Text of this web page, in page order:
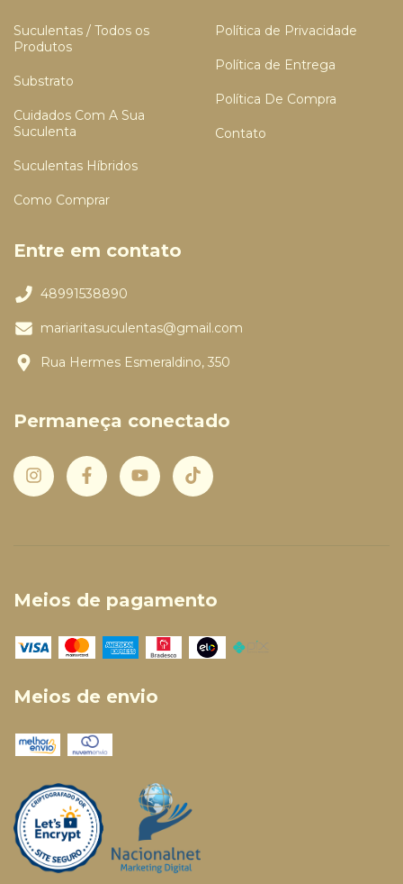
Suculentas / Todos os
Produtos
Substrato
Cuidados Com A Sua
Suculenta
Suculentas Híbridos
Como Comprar
Política de Privacidade
Política de Entrega
Política De Compra
Contato
Entre em contato
48991538890
mariaritasuculentas@gmail.com
Rua Hermes Esmeraldino, 350
Permaneça conectado
Meios de pagamento
Meios de envio